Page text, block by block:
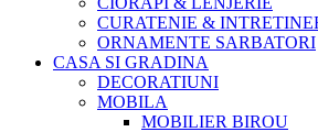
CURATENIE &
ORNAMENTE SARBATORI
CASA SI GRADINA
DECORATIUNI
MOBILA
MOBILIER BIROU